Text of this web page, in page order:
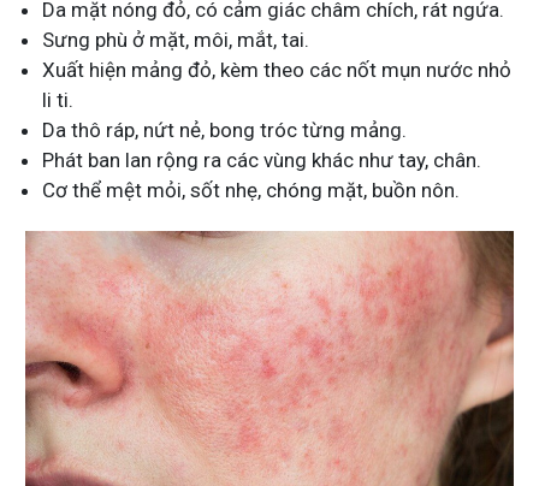
Da mặt nóng đỏ, có cảm giác châm chích, rát ngứa.
Sưng phù ở mặt, môi, mắt, tai.
Xuất hiện mảng đỏ, kèm theo các nốt mụn nước nhỏ
li ti.
Da thô ráp, nứt nẻ, bong tróc từng mảng.
Phát ban lan rộng ra các vùng khác như tay, chân.
Cơ thể mệt mỏi, sốt nhẹ, chóng mặt, buồn nôn.